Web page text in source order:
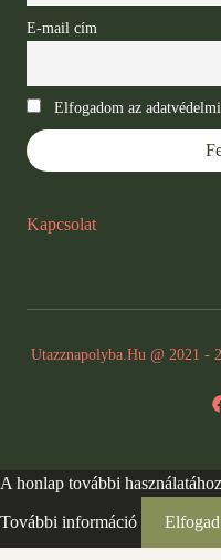
E-mail cím
Elfogadom az
Kapcsolat
Utazznapolyba.hu @ 2021 -
A honlap további
További információ Elfogad